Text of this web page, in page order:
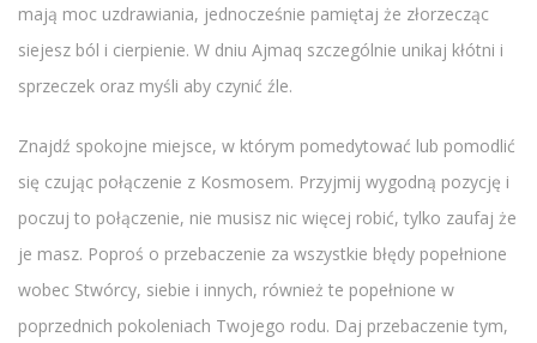
mają moc uzdrawiania, jednocześnie pamiętaj że złorzecząc
siejesz ból i cierpienie. W dniu Ajmaq szczególnie unikaj kłótni i
sprzeczek oraz myśli aby czynić źle.
Znajdź spokojne miejsce, w którym pomedytować lub pomodlić
się czując połączenie z Kosmosem. Przyjmij wygodną pozycję i
poczuj to połączenie, nie musisz nic więcej robić, tylko zaufaj że
je masz. Poproś o przebaczenie za wszystkie błędy popełnione
wobec Stwórcy, siebie i innych, również te popełnione w
poprzednich pokoleniach Twojego rodu. Daj przebaczenie tym,